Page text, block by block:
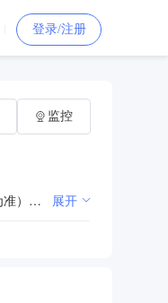
登录/注册
许可项目：出版物批发；出版物零售（依法须经批准的项目，经相关部门批准后方可开展经营活动，具体经营项目以相关部门批准文件或许可证件为准）一般项目：对文化产业的投资；计算机软硬件、通信产品的技术开发、技术咨询、技术服务、技术转让，网络工程综合布线，计算机系统集成（凭资质证经营）；销售：计算机软硬件、教学仪器设备、图书馆设备、安防设备、办公设备、文化用品、体育用品、日用百货、消防设备、音响设备、茶具、工艺品、玩具、游乐设备、I类医疗器械、汽车用品、家用电器、通讯设备（除国家专控产品）、舞台灯光设备、机电产品、实验室设备；机电设备安装（凭资质证经营并除特种设备等国家专项规定外）、电子屏幕的安装销售；文化活动策划服务；楼宇自动化设计及安装室内外装饰工程（凭资质证经营）；图文设计制作；设计、制作、代理、发布国内各类广告（除依法须经批准的项目外，凭营业执照依法自主开展经营活动） 展开
监控